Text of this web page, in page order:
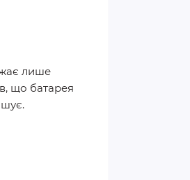
лише
що батарея